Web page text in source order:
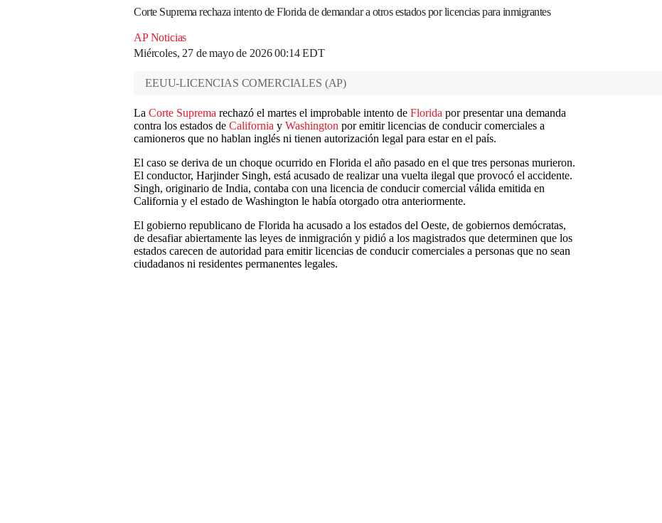
Corte Suprema rechaza intento de Florida de demandar a otros estados por licencias para inmigrantes
AP Noticias
Miércoles, 27 de mayo de 2026 00:14 EDT
EEUU-LICENCIAS COMERCIALES (AP)
La Corte Suprema rechazó el martes el improbable intento de Florida por presentar una demanda
contra los estados de California y Washington por emitir licencias de conducir comerciales a
camioneros que no hablan inglés ni tienen autorización legal para estar en el país.
El caso se deriva de un choque ocurrido en Florida el año pasado en el que tres personas murieron.
El conductor, Harjinder Singh, está acusado de realizar una vuelta ilegal que provocó el accidente.
Singh, originario de India, contaba con una licencia de conducir comercial válida emitida en
California y el estado de Washington le había otorgado otra anteriormente.
El gobierno republicano de Florida ha acusado a los estados del Oeste, de gobiernos demócratas,
de desafiar abiertamente las leyes de inmigración y pidió a los magistrados que determinen que los
estados carecen de autoridad para emitir licencias de conducir comerciales a personas que no sean
ciudadanos ni residentes permanentes legales.